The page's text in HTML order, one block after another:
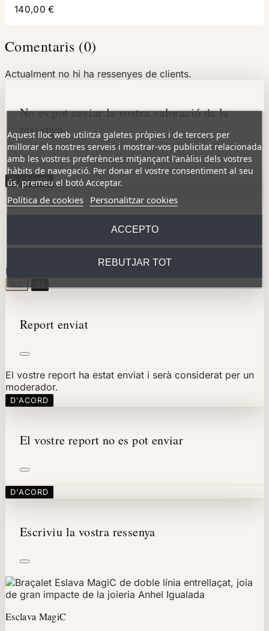
140,00 €
Comentaris (0)
Actualment no hi ha ressenyes de clients.
No es pot enviar la vostra valoració de la
ressenya
D'ACORD
Reportar comentari
Esteu segur que voleu reportar aquest comentari?
Report enviat
El vostre report ha estat enviat i serà considerat per un
moderador.
D'ACORD
El vostre report no es pot enviar
D'ACORD
Escriviu la vostra ressenya
Esclava MagiC
Aquest lloc web utilitza galetes pròpies i de tercers per
millorar els nostres serveis i mostrar-vos publicitat relacionada
amb les vostres preferències mitjançant l'anàlisi dels vostres
hàbits de navegació. Per donar el vostre consentiment al seu
ús, premeu el botó Acceptar.
Política de cookies Personalitzar cookies
REBUTJAR TOT
ACCEPTO